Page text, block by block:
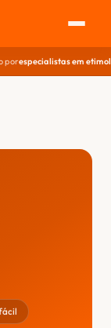
porespecialistas em